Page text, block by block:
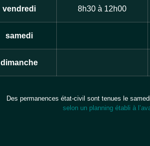
vendredi 8h30 à 12h00
samedi
dimanche
Des permanences état-civil sont tenues le
selon un planning établi à